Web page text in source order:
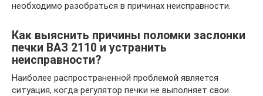
необходимо разобраться в причинах неисправности.
Как выяснить причины поломки заслонки
печки ВАЗ 2110 и устранить
неисправности?
Наиболее распространенной проблемой является
ситуация, когда регулятор печки не выполняет свои